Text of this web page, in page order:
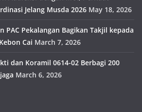
Jelang Musda 2026 May 18, 2026
PAC Pekalangan Bagikan Takjil kepada
Cai March 7, 2026
dan Koramil 0614-02 Berbagi 200
March 6, 2026